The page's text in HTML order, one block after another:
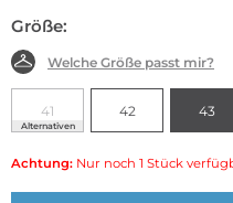
Größe:
Welche Größe passt mir?
41
Alternativen
42 43
Achtung: Nur noch 1 Stück